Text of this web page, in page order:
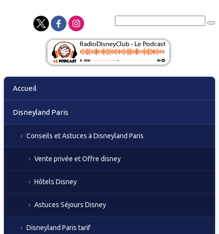
Skip
Accueil
Disneyland Paris
Conseils et Astuces à Disneyland Paris
Vente privée et Offre disney
Hôtels Disney
Astuces Séjours Disney
Disneyland Paris tarif